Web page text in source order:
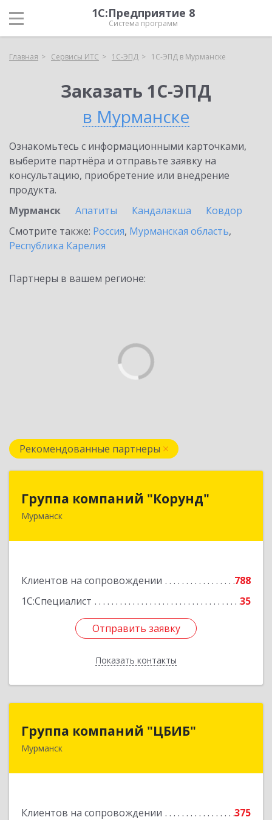
1С:Предприятие 8
Система программ
Главная Сервисы ИТС 1С-ЭПД 1С-ЭПД в Мурманске
Заказать 1С-ЭПД
в Мурманске
Ознакомьтесь с информационными карточками,
выберите партнёра и отправьте заявку на
консультацию, приобретение или внедрение
продукта.
Мурманск
Апатиты Кандалакша
Ковдор
Смотрите также: Россия, Мурманская область,
Республика Карелия
Партнеры в вашем регионе:
Рекомендованные партнеры
Группа компаний "Корунд"
Мурманск
Клиентов на сопровождении
788
1С:Специалист
35
Отправить заявку
Показать контакты
Группа компаний "Корунд"
183025, Мурманская обл, Мурманск г, Тарана
Отправить заявку
Назад
Группа компаний "ЦБИБ"
Мурманск
Клиентов на сопровождении
375
Группа компаний "ЦБИБ"
183010, Мурманская обл, Мурманск г, Кирова